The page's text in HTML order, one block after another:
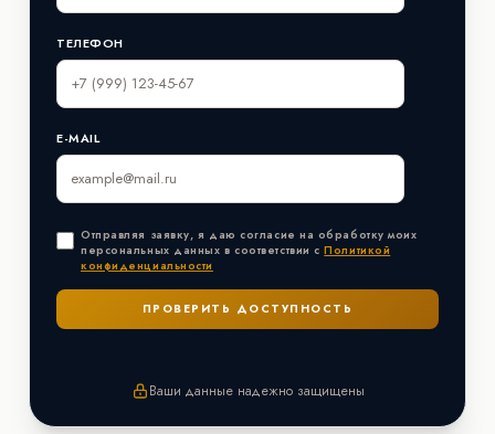
ТЕЛЕФОН
E-MAIL
Отправляя заявку, я даю согласие на обработку моих
персональных данных в соответствии сПолитикой
конфиденциальности
Ваши данные надежно защищены